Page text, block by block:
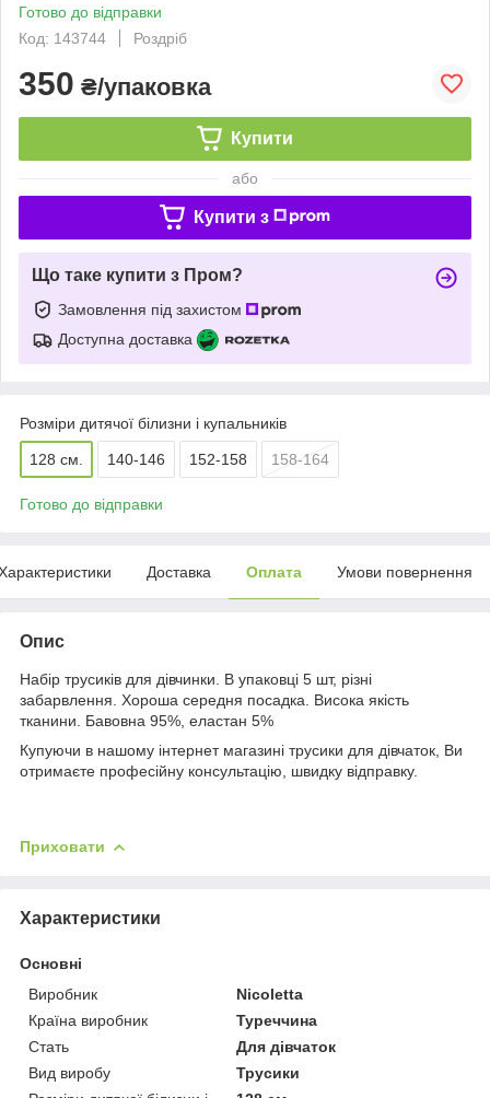
Готово до відправки
Код: 143744
Роздріб
350 ₴/упаковка
Купити
або
Купити з
Що таке купити з Пром?
Замовлення під захистом
Доступна доставка
Розміри дитячої білизни і купальників
128 см. 140-146 152-158 158-164
Готово до відправки
Доставка Оплата Умови повернення
Опис
Набір трусиків для дівчинки. В упаковці 5 шт, різні
забарвлення. Хороша середня посадка. Висока якість
тканини. Бавовна 95%, еластан 5%
Купуючи в нашому інтернет магазині трусики для дівчаток, Ви
отримаєте професійну консультацію, швидку відправку.
Приховати
Характеристики
Основні
Виробник
Nicoletta
Країна виробник
Туреччина
Стать
Для дівчаток
Вид виробу
Трусики